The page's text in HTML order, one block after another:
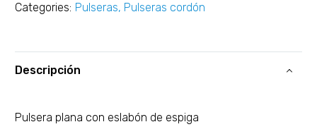
Categories: Pulseras, Pulseras cordón
Descripción
Pulsera plana con eslabón de espiga